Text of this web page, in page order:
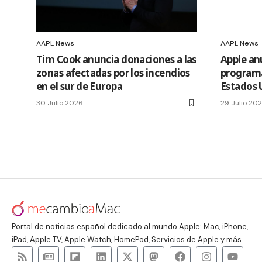
AAPL News
Tim Cook anuncia donaciones a las
zonas afectadas por los incendios
en el sur de Europa
30 Julio 2026
AAPL News
Apple
Estados
29 Julio
Portal de noticias español dedicado al mundo Apple: Mac, iPhone,
iPad, Apple TV, Apple Watch, HomePod, Servicios de Apple y más.